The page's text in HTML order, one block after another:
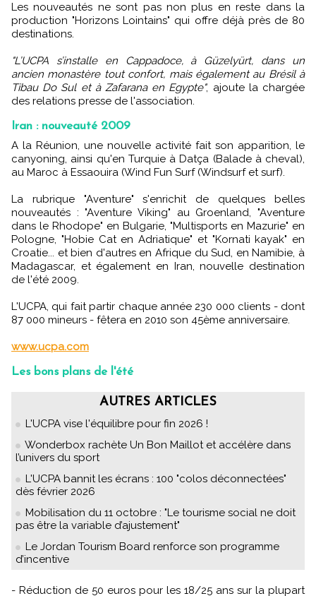
Les nouveautés ne sont pas non plus en reste dans la
production "Horizons Lointains" qui offre déjà près de 80
destinations.
"L’UCPA s’installe en Cappadoce, à Güzelyürt, dans un
ancien monastère tout confort, mais également au Brésil à
Tibau Do Sul et à Zafarana en Egypte", ajoute la chargée
des relations presse de l'association.
Iran : nouveauté 2009
A la Réunion, une nouvelle activité fait son apparition, le
canyoning, ainsi qu'en Turquie à Datça (Balade à cheval),
au Maroc à Essaouira (Wind Fun Surf (Windsurf et surf).
La rubrique "Aventure" s'enrichit de quelques belles
nouveautés : "Aventure Viking" au Groenland, "Aventure
dans le Rhodope" en Bulgarie, "Multisports en Mazurie" en
Pologne, "Hobie Cat en Adriatique" et "Kornati kayak" en
Croatie... et bien d'autres en Afrique du Sud, en Namibie, à
Madagascar, et également en Iran, nouvelle destination
de l'été 2009.
L'UCPA, qui fait partir chaque année 230 000 clients - dont
87 000 mineurs - fêtera en 2010 son 45ème anniversaire.
www.ucpa.com
Les bons plans de l'été
AUTRES ARTICLES
L'UCPA vise l'équilibre pour fin 2026 !
Wonderbox rachète Un Bon Maillot et accélère dans
l’univers du sport
L'UCPA bannit les écrans : 100 "colos déconnectées"
dès février 2026
Mobilisation du 11 octobre : "Le tourisme social ne doit
pas être la variable d’ajustement"
Le Jordan Tourism Board renforce son programme
d’incentive
- Réduction de 50 euros pour les 18/25 ans sur la plupart